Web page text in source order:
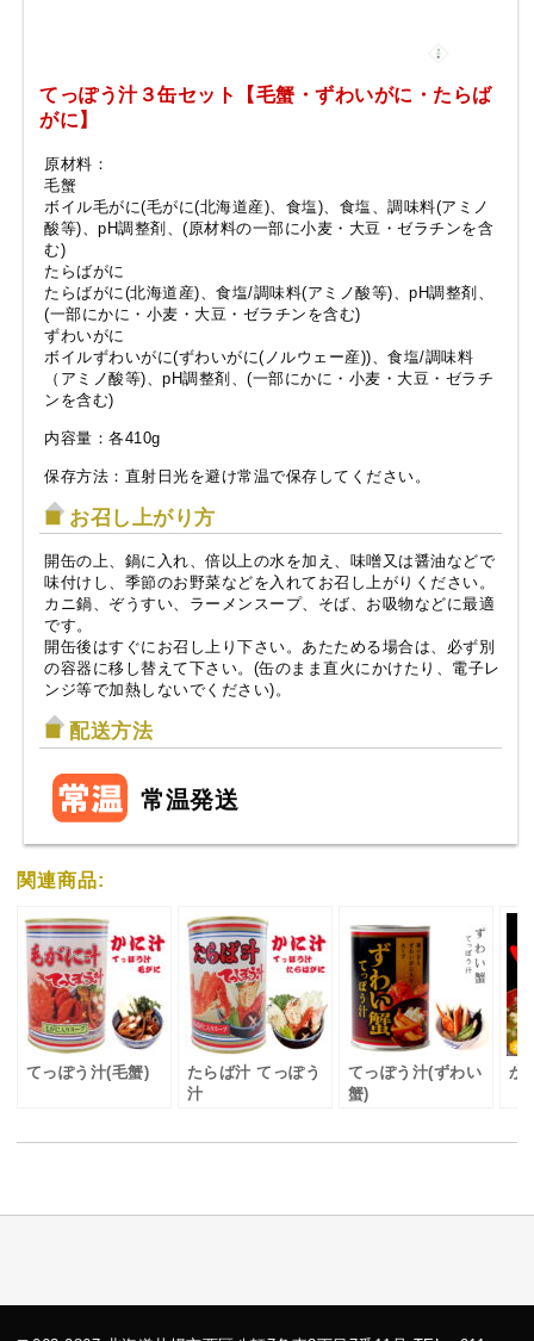
てっぽう汁３缶セット【毛蟹・ずわいがに・たらば
がに】
原材料：
毛蟹
ボイル毛がに(毛がに(北海道産)、食塩)、食塩、調味料(アミノ
酸等)、pH調整剤、(原材料の一部に小麦・大豆・ゼラチンを含
む)
たらばがに
たらばがに(北海道産)、食塩/調味料(アミノ酸等)、pH調整剤、
(一部にかに・小麦・大豆・ゼラチンを含む)
ずわいがに
ボイルずわいがに(ずわいがに(ノルウェー産))、食塩/調味料
（アミノ酸等)、pH調整剤、(一部にかに・小麦・大豆・ゼラチ
ンを含む)
内容量：各410g
保存方法：直射日光を避け常温で保存してください。
お召し上がり方
開缶の上、鍋に入れ、倍以上の水を加え、味噌又は醤油などで
味付けし、季節のお野菜などを入れてお召し上がりください。
カニ鍋、ぞうすい、ラーメンスープ、そば、お吸物などに最適
です。
開缶後はすぐにお召し上り下さい。あたためる場合は、必ず別
の容器に移し替えて下さい。(缶のまま直火にかけたり、電子レ
ンジ等で加熱しないでください)。
配送方法
常温発送
関連商品:
てっぽう汁(毛蟹)
たらば汁 てっぽう
汁
てっぽう汁(ずわい
蟹)
か